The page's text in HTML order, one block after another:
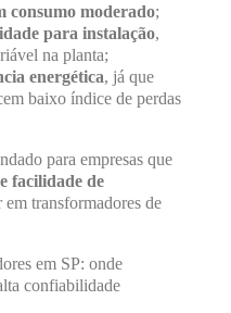
consumo moderado;
para instalação,
na planta;
energética, já que
baixo índice de perdas
para empresas que
facilidade de
transformadores de